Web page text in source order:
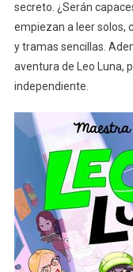
secreto. ¿Serán
empiezan a leer solos,
y tramas sencillas.
aventura de Leo Luna,
independiente.